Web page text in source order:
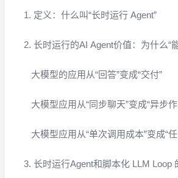
1. 定义：什么叫“长时运行 Agent”
2. 长时运行的AI Agent价值：为什么“
大模型的应用从“回答”变成“交付”
大模型应用从“同步聊天”变成“异步作
大模型应用从“单次调用成本”变成“
3. 长时运行Agent和脚本化 LLM Loop